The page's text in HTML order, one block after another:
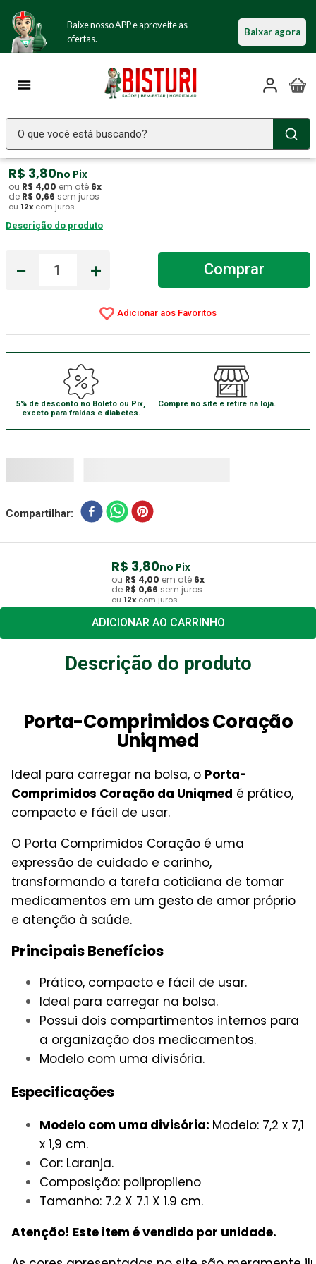
Baixe nosso APP e aproveite as
ofertas.
Baixar agora
O que você está buscando?
Porta-Comprimidos Coração Uniqmed -
unidade
Uniqmed
Referência: 19604
R$ 3,80no Pix
ou R$ 4,00 em até 6x
de R$ 0,66 sem juros
ou 12x com juros
Descrição do produto
＋
－ Comprar
5% de desconto no Boleto ou Pix,
exceto para fraldas e diabetes.
Compre no site e retire na loja.
Compartilhar
R$ 3,80no Pix
ou R$ 4,00 em até 6x
de R$ 0,66 sem juros
ou 12x com juros
ADICIONAR AO CARRINHO
Descrição do produto
Porta-Comprimidos Coração
Uniqmed
Ideal para carregar na bolsa, o Porta-
Comprimidos Coração da Uniqmed é prático,
compacto e fácil de usar.
O Porta Comprimidos Coração é uma
expressão de cuidado e carinho,
transformando a tarefa cotidiana de tomar
medicamentos em um gesto de amor próprio
e atenção à saúde.
Principais Benefícios
Prático, compacto e fácil de usar.
Ideal para carregar na bolsa.
Possui dois compartimentos internos para
a organização dos medicamentos.
Modelo com uma divisória.
Especificações
Modelo com uma divisória: Modelo: 7,2 x 7,1
x 1,9 cm.
Cor: Laranja.
Composição: polipropileno
Tamanho: 7.2 X 7.1 X 1.9 cm.
Atenção! Este item é vendido por unidade.
TERMOS MAIS BUSCADOS
1 º Seringa Insulina
Fralda Geriatrica
Estetoscopio Littmann
7º Absorvente Geriatrico
Gaze Esteril
Cadeira Banho
10º Gaze